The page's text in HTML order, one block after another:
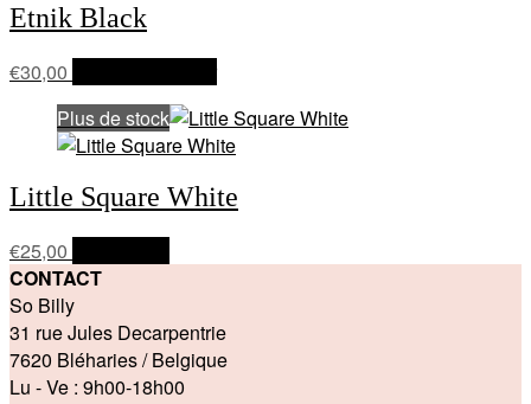
Etnik Black
€30,00
Plus de stock
Little Square White
€25,00
CONTACT
So Billy
31 rue Jules Decarpentrie
7620 Bléharies / Belgique
Lu - Ve : 9h00-18h00